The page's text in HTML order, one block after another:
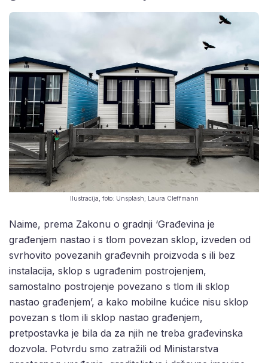
Ilustracija, foto: Unsplash; Laura Cleffmann
Naime, prema Zakonu o gradnji ‘Građevina je
građenjem nastao i s tlom povezan sklop, izveden od
svrhovito povezanih građevnih proizvoda s ili bez
instalacija, sklop s ugrađenim postrojenjem,
samostalno postrojenje povezano s tlom ili sklop
nastao građenjem’, a kako mobilne kućice nisu sklop
povezan s tlom ili sklop nastao građenjem,
pretpostavka je bila da za njih ne treba građevinska
dozvola. Potvrdu smo zatražili od Ministarstva